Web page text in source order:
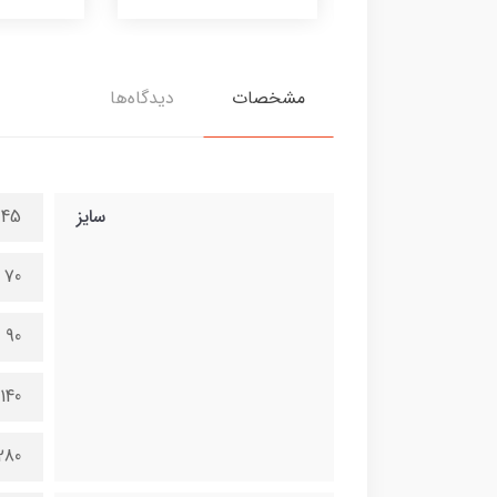
مشخصات دیدگاه‌ها
سایز 45 در 100 سانتی متر
70 در 150 سانتی متر
90 در 200 سانتی متر
140 در 300 سانتی متر
280 در 600